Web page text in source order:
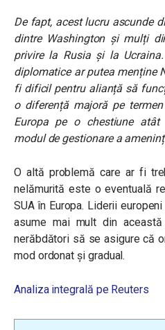
De fapt, acest lucru ascunde
dintre Washington și mulți
privire la Rusia și la
diplomatice ar putea menține
fi dificil pentru alianță să
o diferență majoră pe
Europa pe o chestiune atât
modul de gestionare a
O altă problemă care ar fi
nelămurită este o eventuală
SUA în Europa. Liderii
asume mai mult din
nerăbdători să se asigure că
mod ordonat și gradual.
Analiza integrală pe Reuters